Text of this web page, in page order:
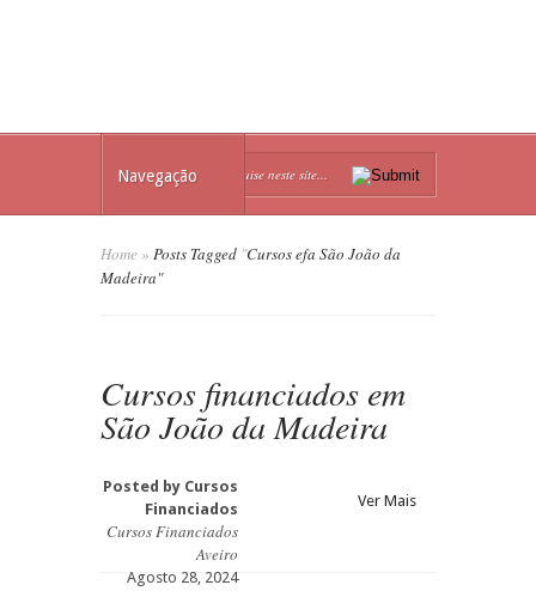
Navegação
Home » Posts Tagged "Cursos efa São João da
Madeira"
Cursos financiados em
São João da Madeira
Posted by Cursos
Financiados
Cursos Financiados
Aveiro
Agosto 28, 2024
Ver Mais